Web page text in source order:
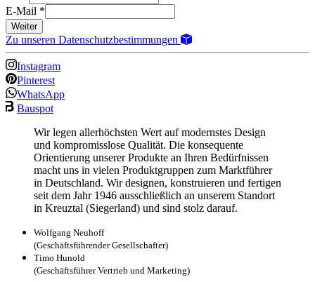
E-Mail *
Weiter
Zu unseren Datenschutzbestimmungen
Instagram
Pinterest
WhatsApp
Bauspot
Wir legen allerhöchsten Wert auf modernstes Design
und kompromisslose Qualität. Die konsequente
Orientierung unserer Produkte an Ihren Bedürfnissen
macht uns in vielen Produktgruppen zum Marktführer
in Deutschland. Wir designen, konstruieren und fertigen
seit dem Jahr 1946 ausschließlich an unserem Standort
in Kreuztal (Siegerland) und sind stolz darauf.
Wolfgang Neuhoff
(Geschäftsführender Gesellschafter)
Timo Hunold
(Geschäftsführer Vertrieb und Marketing)